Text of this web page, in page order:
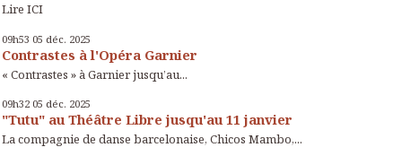
Lire ICI
09h53 05 déc. 2025
Contrastes à l'Opéra Garnier
« Contrastes » à Garnier jusqu’au...
09h32 05 déc. 2025
"Tutu" au Théâtre Libre jusqu'au 11 janvier
La compagnie de danse barcelonaise, Chicos Mambo,...